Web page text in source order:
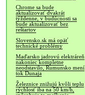
Chrome sa bude
aktualizovať dvakrát
týždenne, v budúcnosti sa
bude aktualizovať bez
reštartov
Slovensko.sk má opäť
technické problémy
Maďarsko jadrovú elektráreň
nakoniec kompletne
neodstavilo, Rumunsko mení
tok Dunaja
Železnice znižujú kvôli teplu
rýchlosť iba na 50 km/h,